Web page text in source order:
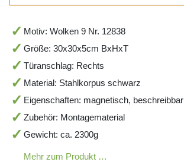
Motiv: Wolken 9 Nr. 12838
Größe: 30x30x5cm BxHxT
Türanschlag: Rechts
Material: Stahlkorpus schwarz
Eigenschaften: magnetisch, beschreibbar
Zubehör: Montagematerial
Gewicht: ca. 2300g
Mehr zum Produkt …